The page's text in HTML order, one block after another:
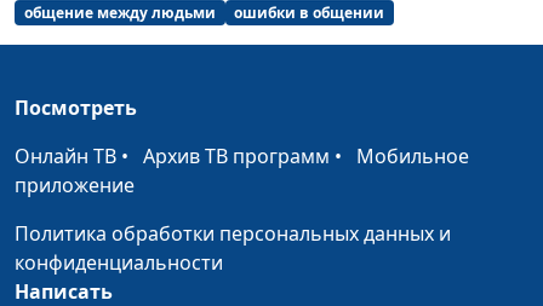
Рисунок и
закат | Живопись
маслом
Рисунок и
живопись. 2.
Пейзаж для
начинающих |
общение между людьми ошибки в общении
Посмотреть
Онлайн ТВ • Архив ТВ программ • Мобильное
приложение
Политика обработки персональных данных и
конфиденциальности
Написать